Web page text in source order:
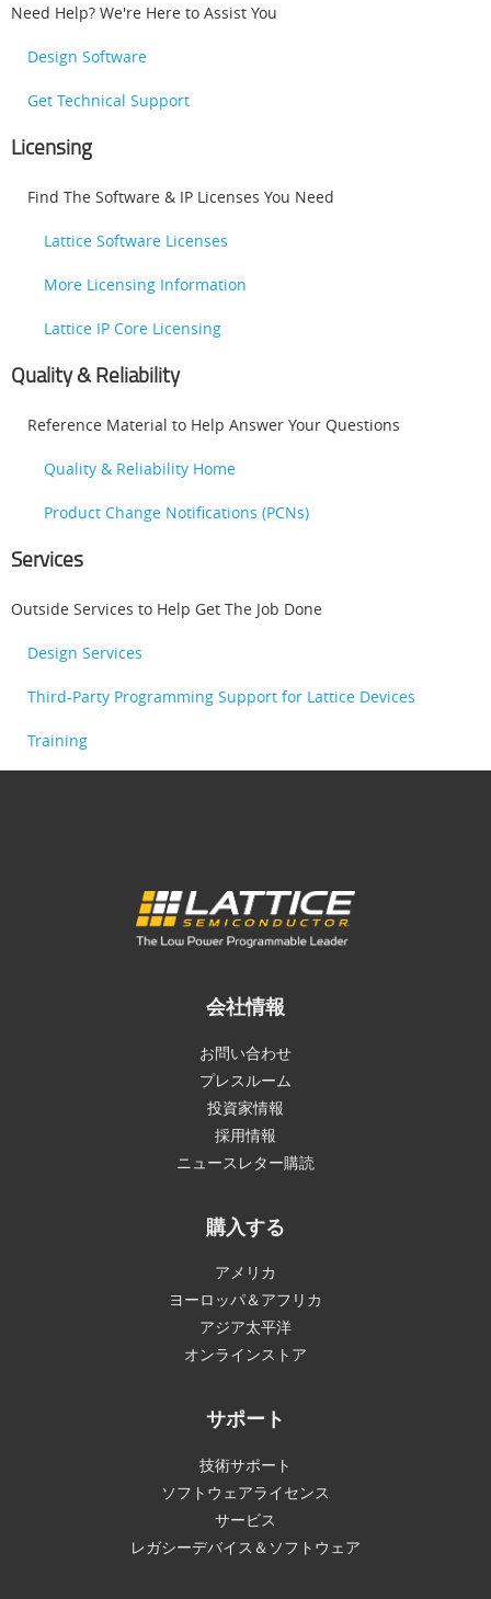
Need Help? We're Here to Assist You
Design Software
Get Technical Support
Licensing
Find The Software & IP Licenses You Need
Lattice Software Licenses
More Licensing Information
Lattice IP Core Licensing
Quality & Reliability
Reference Material to Help Answer Your Questions
Quality & Reliability Home
Product Change Notifications (PCNs)
Services
Outside Services to Help Get The Job Done
Design Services
Third-Party Programming Support for Lattice Devices
Training
会社情報
お問い合わせ
プレスルーム
投資家情報
採用情報
ニュースレター購読
購入する
アメリカ
ヨーロッパ＆アフリカ
アジア太平洋
オンラインストア
サポート
技術サポート
ソフトウェアライセンス
サービス
レガシーデバイス＆ソフトウェア